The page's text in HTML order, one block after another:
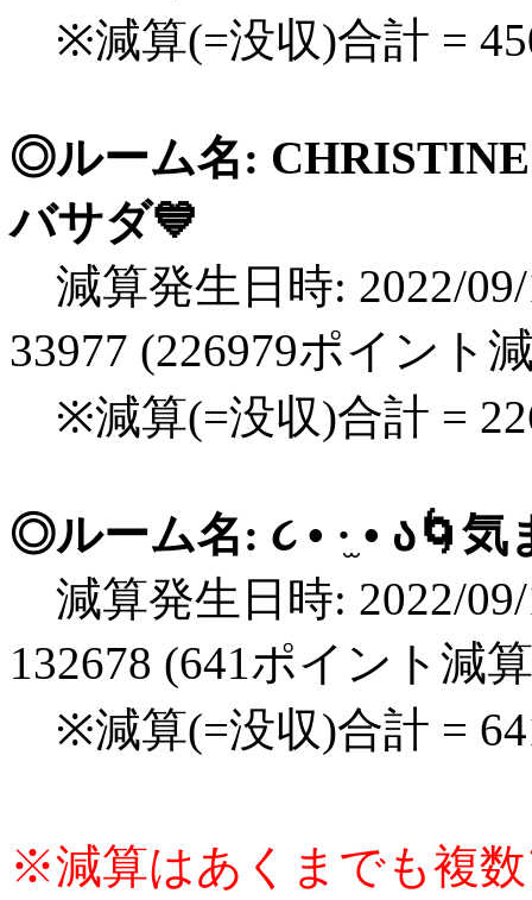
※減算(=没収)合計 =
◎ルーム名:
バサダ💙
減算発生日時: 2022/
33977 (226979ポイント
※減算(=没収)合計 =
◎ルーム名: ૮ • ·̫ • ა🌀
減算発生日時: 2022/
132678 (641ポイント減
※減算(=没収)合計 =
※減算はあくまでも複